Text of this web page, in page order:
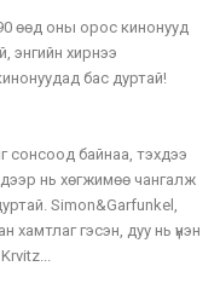
өөд оны орос кинонууд
энгийн хирнээ
бас дуртай!
сонсоод байнаа, тэхдээ
дээр нь хөгжимөө чангалж
Simon&Garfunkel,
хамтлаг гэсэн, дуу нь үнэн